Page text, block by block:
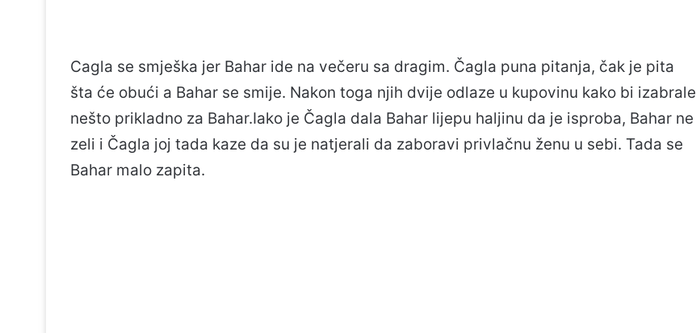
Cagla se smješka jer Bahar ide na večeru sa dragim. Čagla puna pitanja, čak je pita
šta će obući a Bahar se smije. Nakon toga njih dvije odlaze u kupovinu kako bi izabrale
nešto prikladno za Bahar.Iako je Čagla dala Bahar lijepu haljinu da je isproba, Bahar ne
zeli i Čagla joj tada kaze da su je natjerali da zaboravi privlačnu ženu u sebi. Tada se
Bahar malo zapita.